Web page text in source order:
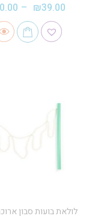
₪39.00
–
לולאת בועות סבון